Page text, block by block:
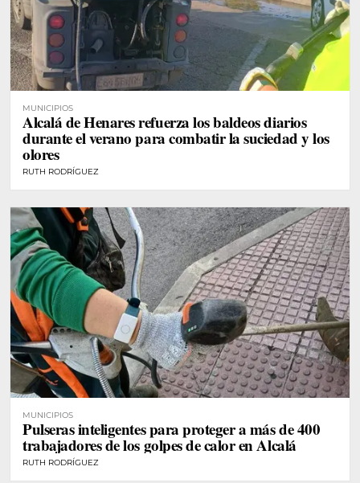
MUNICIPIOS
Alcalá de Henares refuerza los baldeos diarios
durante el verano para combatir la suciedad y los
olores
RUTH RODRÍGUEZ
MUNICIPIOS
Pulseras inteligentes para proteger a más de 400
trabajadores de los golpes de calor en Alcalá
RUTH RODRÍGUEZ